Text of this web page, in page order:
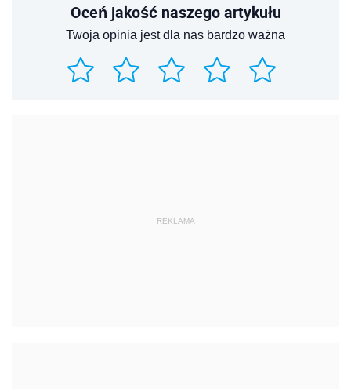
Oceń jakość naszego artykułu
Twoja opinia jest dla nas bardzo ważna
REKLAMA